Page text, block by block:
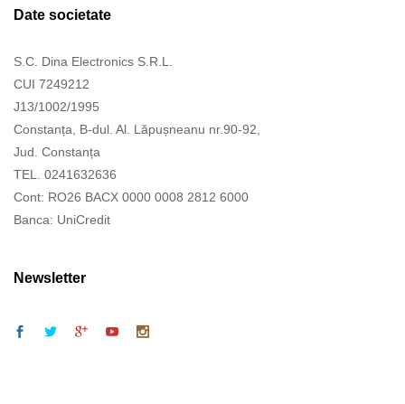
Date societate
S.C. Dina Electronics S.R.L.
CUI 7249212
J13/1002/1995
Constanța, B-dul. Al. Lăpușneanu nr.90-92,
Jud. Constanța
TEL. 0241632636
Cont: RO26 BACX 0000 0008 2812 6000
Banca: UniCredit
Newsletter